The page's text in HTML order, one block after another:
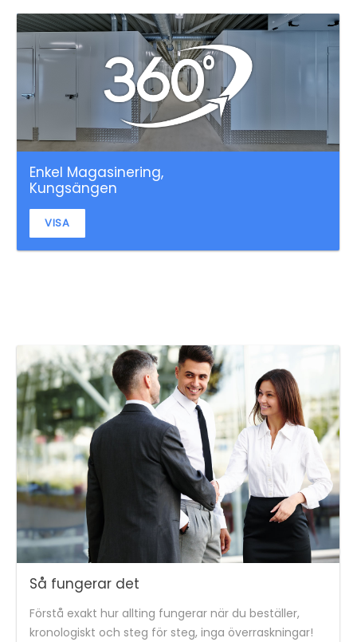
Enkel Magasinering,
Kungsängen
VISA
Så fungerar det
Förstå exakt hur allting fungerar när du beställer,
kronologiskt och steg för steg, inga överraskningar!